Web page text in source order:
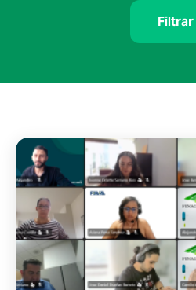
Filtrar